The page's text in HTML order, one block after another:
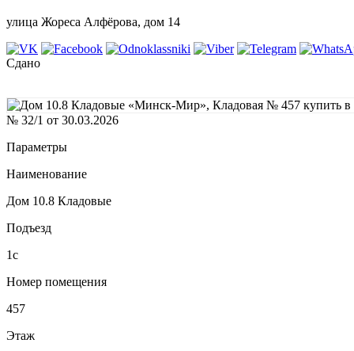
улица Жореса Алфёрова, дом 14
Сдано
№ 32/1 от 30.03.2026
Параметры
Наименование
Дом 10.8 Кладовые
Подъезд
1с
Номер помещения
457
Этаж